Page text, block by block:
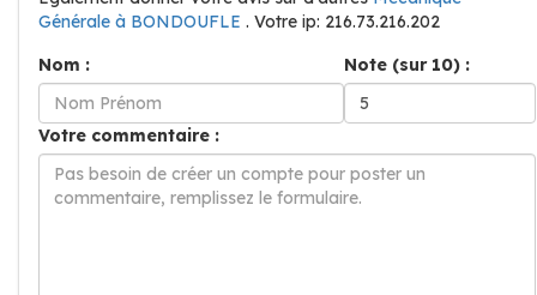
Générale à BONDOUFLE . Votre ip: 216.73.216.202
Nom :
Note (sur 10) :
Votre commentaire :